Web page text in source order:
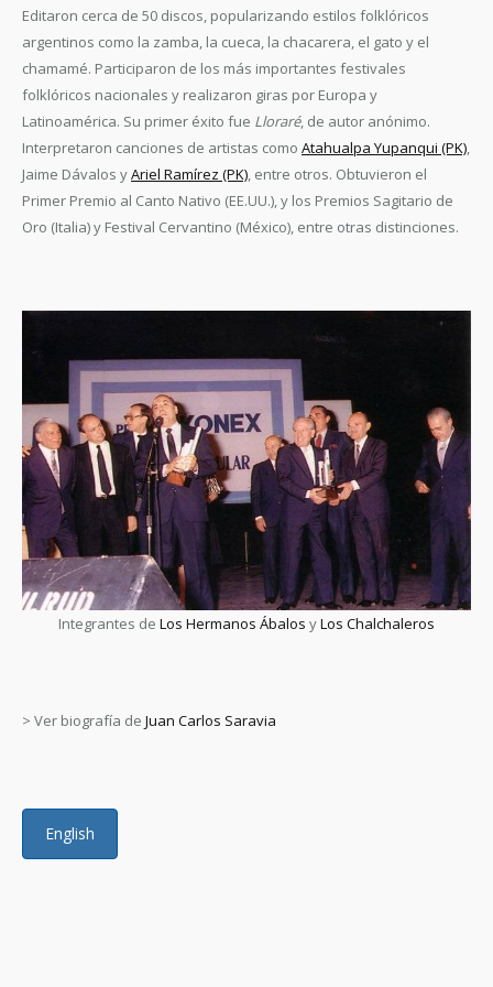
Editaron cerca de 50 discos, popularizando estilos folklóricos
argentinos como la zamba, la cueca, la chacarera, el gato y el
chamamé. Participaron de los más importantes festivales
folklóricos nacionales y realizaron giras por Europa y
Latinoamérica. Su primer éxito fue Lloraré, de autor anónimo.
Interpretaron canciones de artistas como Atahualpa Yupanqui (PK),
Jaime Dávalos yAriel Ramírez (PK), entre otros. Obtuvieron el
Primer Premio al Canto Nativo (EE.UU.), y los Premios Sagitario de
Oro (Italia) y Festival Cervantino (México), entre otras distinciones.
Integrantes de Los Hermanos Ábalos yLos Chalchaleros
> Ver biografía de Juan Carlos Saravia
English